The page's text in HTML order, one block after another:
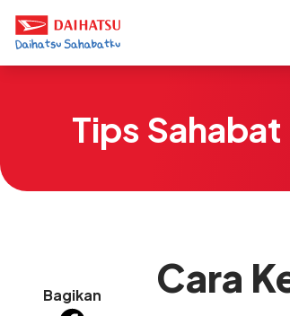
Tips Sahabat
Bagikan Cara